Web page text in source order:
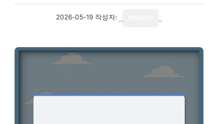
2026-05-19 작성자: